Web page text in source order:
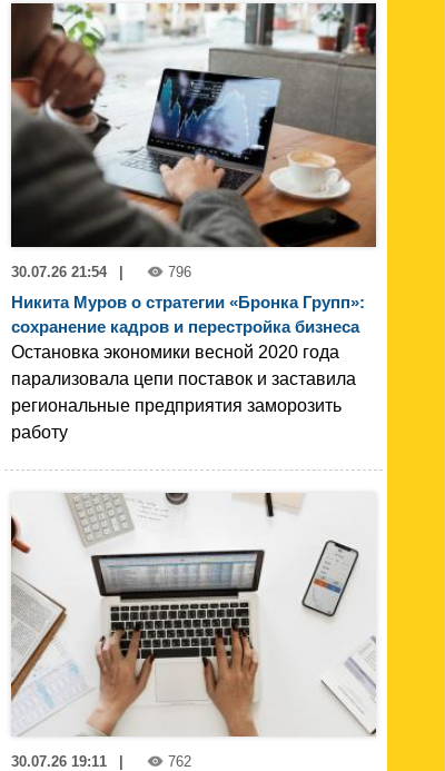
30.07.26 21:54 796
Никита Муров о стратегии «Бронка Групп»:
сохранение кадров и перестройка бизнеса
Остановка экономики весной 2020 года
парализовала цепи поставок и заставила
региональные предприятия заморозить
работу
30.07.26 19:11 | 762